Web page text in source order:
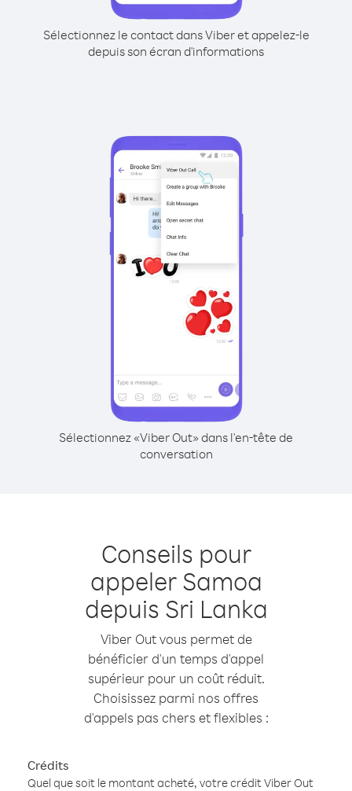
Sélectionnez le contact dans Viber et appelez-le
depuis son écran d'informations
Sélectionnez «Viber Out» dans l'en-tête de
conversation
Conseils pour
appeler Samoa
depuis Sri Lanka
Viber Out vous permet de
bénéficier d'un temps d'appel
supérieur pour un coût réduit.
Choisissez parmi nos offres
d'appels pas chers et flexibles :
Crédits
Quel que soit le montant acheté, votre crédit Viber Out